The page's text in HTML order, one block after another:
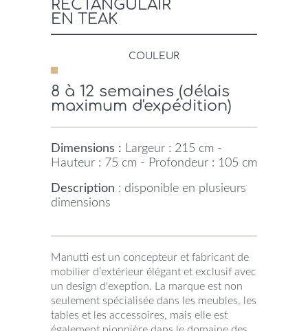
RECTANGULAIR
EN TEAK
COULEUR
8 à 12 semaines (délais
maximum d'expédition)
Dimensions : Largeur : 215 cm -
Hauteur : 75 cm - Profondeur : 105 cm
Description : disponible en plusieurs
dimensions
Manutti est un concepteur et fabricant de
mobilier d’extérieur élégant et exclusif avec
un design d'exeption. La marque est non
seulement spécialisée dans les meubles, les
tables et les accessoires, mais elle est